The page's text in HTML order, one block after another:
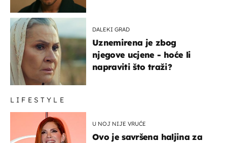
DALEKI GRAD
Uznemirena je zbog
njegove ucjene - hoće li
napraviti što traži?
LIFESTYLE
U NOJ NIJE VRUĆE
Ovo je savršena haljina za